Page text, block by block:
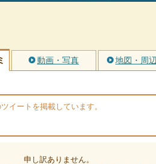
動画・写真 地図・周
イートを掲載しています。
申し訳ありません。